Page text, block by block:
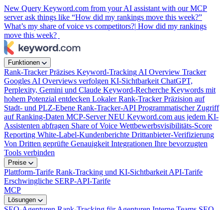
New Query Keyword.com from your AI assistant with our MCP
server ask things like “How did my rankings move this week?”
What’s my share of voice vs competitors?| How did my rankings
move this week?
Funktionen
Rank-TrackerPräzises Keyword-Tracking AI Overview Tracker
Googles AI Overviews verfolgen KI-Sichtbarkeit ChatGPT,
Perplexity, Gemini und Claude Keyword-Recherche Keywords mit
hohem Potenzial entdecken Lokaler Rank-TrackerPräzision auf
Stadt- und PLZ-Ebene Rank-Tracker-API Programmatischer Zugriff
auf Ranking-Daten MCP-ServerNEU Keyword.com aus jedem KI-
Assistenten abfragen Share of Voice Wettbewerbsvisibilitäts-Score
Reporting White-Label-Kundenberichte Drittanbieter-Verifizierung
Von Dritten geprüfte Genauigkeit Integrationen Ihre bevorzugten
Tools verbinden
Preise
Plattform-Tarife Rank-Tracking und KI-Sichtbarkeit API-Tarife
Erschwingliche SERP-API-Tarife
MCP
Lösungen